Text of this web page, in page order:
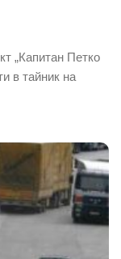
„Капитан Петко
в тайник на